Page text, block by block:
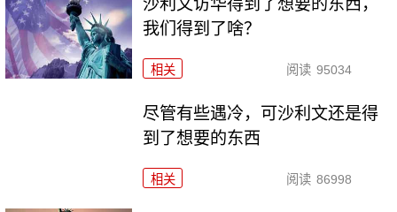
我们得到了啥？
相关 阅读 95034
尽管有些遇冷，可沙利文还是得
到了想要的东西
相关 阅读 86998